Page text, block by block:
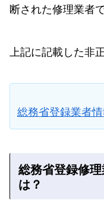
断された修理業者で
上記に記載した非
総務省登録業者
総務省登録修
は？